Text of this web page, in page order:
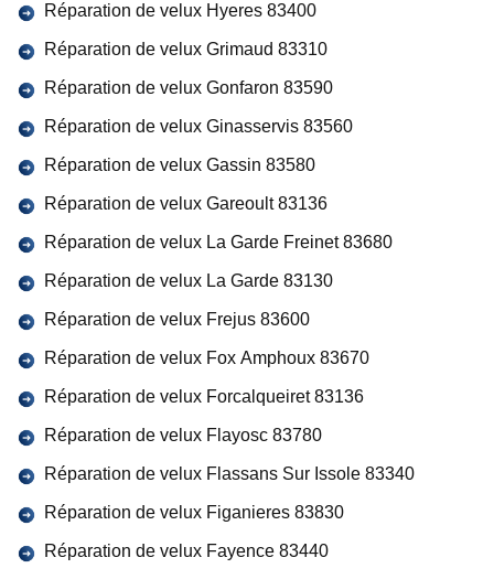
Réparation de velux Hyeres 83400
Réparation de velux Grimaud 83310
Réparation de velux Gonfaron 83590
Réparation de velux Ginasservis 83560
Réparation de velux Gassin 83580
Réparation de velux Gareoult 83136
Réparation de velux La Garde Freinet 83680
Réparation de velux La Garde 83130
Réparation de velux Frejus 83600
Réparation de velux Fox Amphoux 83670
Réparation de velux Forcalqueiret 83136
Réparation de velux Flayosc 83780
Réparation de velux Flassans Sur Issole 83340
Réparation de velux Figanieres 83830
Réparation de velux Fayence 83440